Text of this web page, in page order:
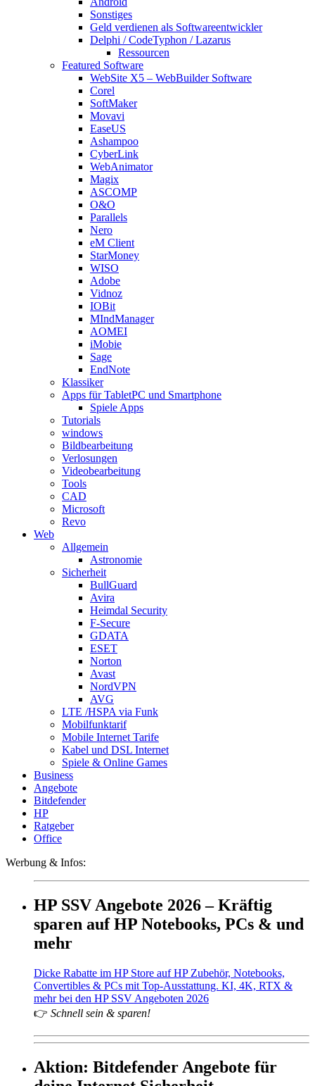
Sonstiges
Geld verdienen als Softwareentwickler
Delphi / CodeTyphon / Lazarus
Ressourcen
Featured Software
WebSite X5 – WebBuilder Software
Corel
SoftMaker
Movavi
EaseUS
Ashampoo
CyberLink
WebAnimator
Magix
ASCOMP
O&O
Parallels
Nero
eM Client
StarMoney
WISO
Adobe
Vidnoz
IOBit
MIndManager
AOMEI
iMobie
Sage
EndNote
Klassiker
Apps für TabletPC und Smartphone
Spiele Apps
Tutorials
windows
Bildbearbeitung
Verlosungen
Videobearbeitung
Tools
CAD
Microsoft
Revo
Web
Allgemein
Astronomie
Sicherheit
BullGuard
Avira
Heimdal Security
F-Secure
GDATA
ESET
Norton
Avast
NordVPN
AVG
LTE /HSPA via Funk
Mobilfunktarif
Mobile Internet Tarife
Kabel und DSL Internet
Spiele & Online Games
Business
Angebote
Bitdefender
HP
Ratgeber
Office
Werbung & Infos:
HP SSV Angebote 2026 – Kräftig
sparen auf HP Notebooks, PCs & und
mehr
Dicke Rabatte im HP Store auf HP Zubehör, Notebooks,
Convertibles & PCs mit Top-Ausstattung. KI, 4K, RTX &
mehr bei den HP SSV Angeboten 2026
👉 Schnell sein & sparen!
Aktion: Bitdefender Angebote für